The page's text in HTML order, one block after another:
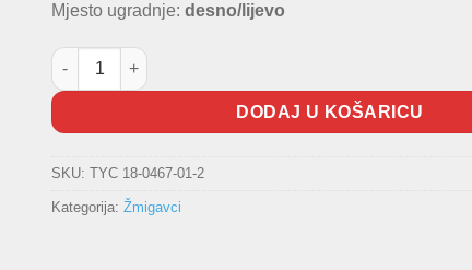
Mjesto ugradnje: desno/lijevo
Žmigavac Ford Žuti količina
DODAJ U KOŠARICU
SKU: TYC 18-0467-01-2
Kategorija: Žmigavci